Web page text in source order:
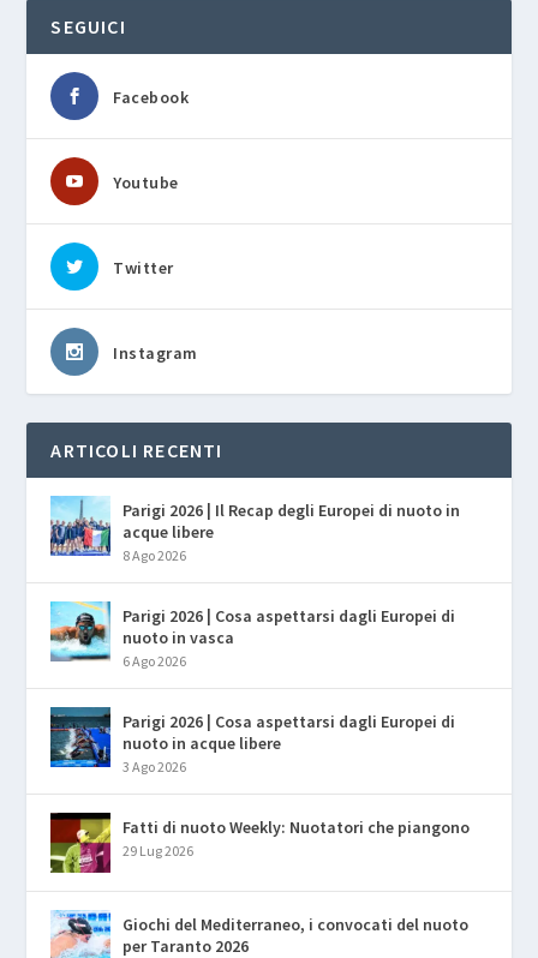
SEGUICI
Facebook
Youtube
Twitter
Instagram
ARTICOLI RECENTI
Parigi 2026 | Il Recap degli Europei di nuoto in
acque libere
8 Ago 2026
Parigi 2026 | Cosa aspettarsi dagli Europei di
nuoto in vasca
6 Ago 2026
Parigi 2026 | Cosa aspettarsi dagli Europei di
nuoto in acque libere
3 Ago 2026
Fatti di nuoto Weekly: Nuotatori che piangono
29 Lug 2026
Giochi del Mediterraneo, i convocati del nuoto
per Taranto 2026